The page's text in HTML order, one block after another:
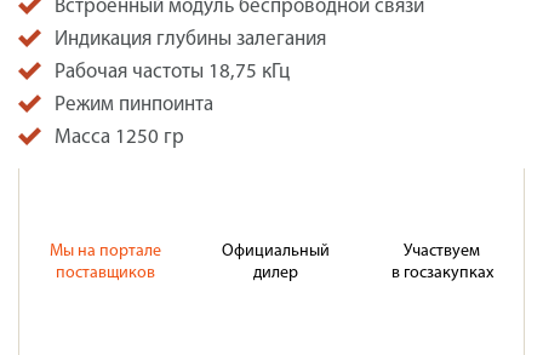
Встроенный модуль беспроводной связи
Индикация глубины залегания
Рабочая частоты 18,75 кГц
Режим пинпоинта
Масса 1250 гр
Мы на портале
поставщиков
Официальный
дилер
Участвуем
в госзакупках